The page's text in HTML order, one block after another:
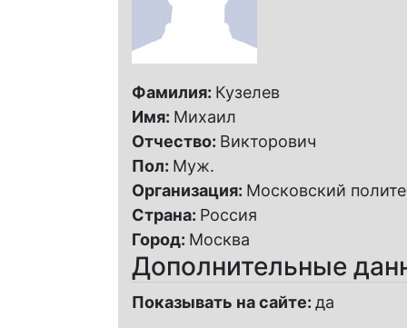
Фамилия: Кузелев
Имя: Михаил
Отчество: Викторович
Пол: Муж.
Организация: Московский
Страна: Россия
Город: Москва
Дополнительные
Показывать на сайте: да